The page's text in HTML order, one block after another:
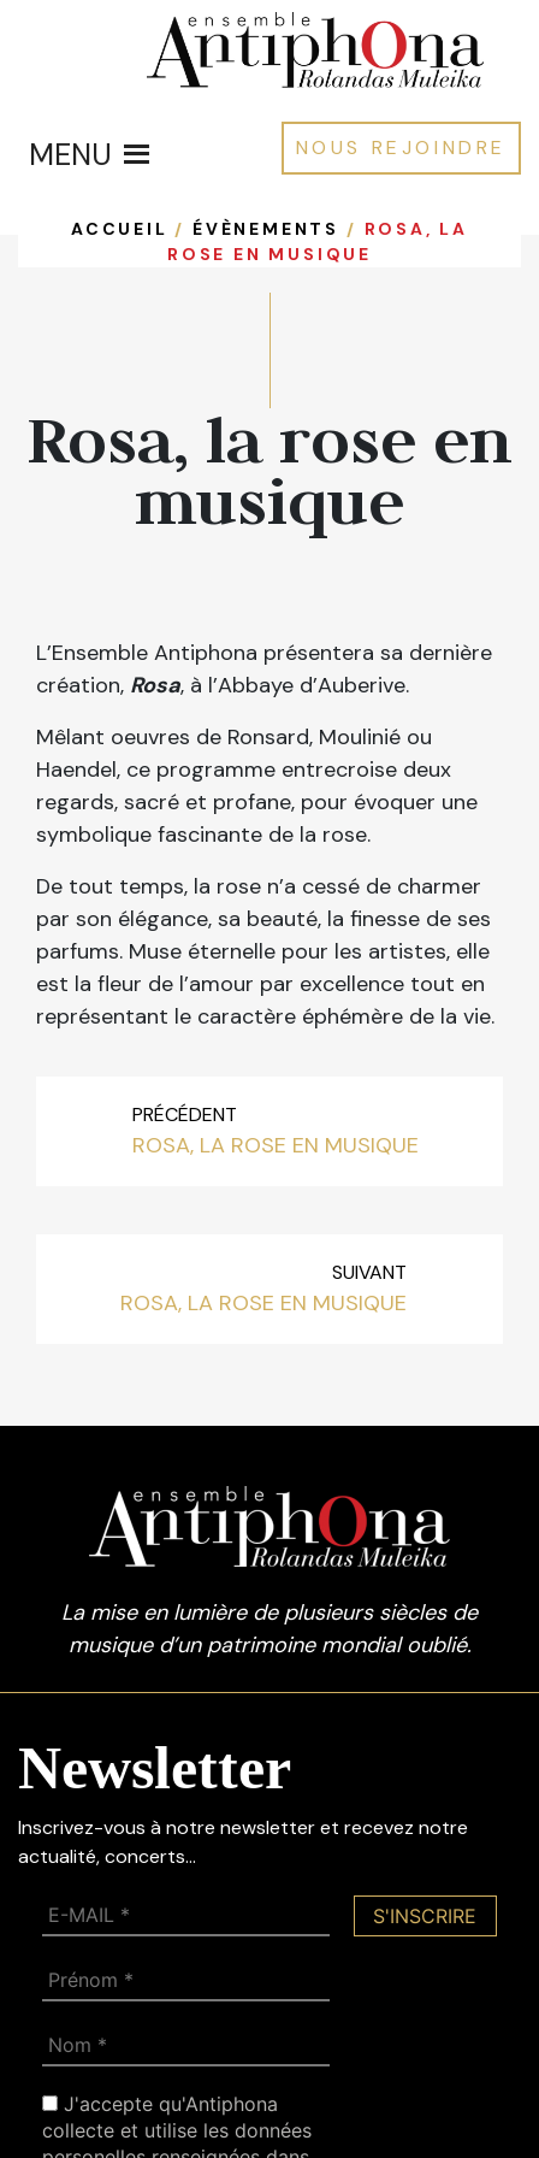
MENU NOUS REJOINDRE
ACCUEIL / ÉVÈNEMENTS / ROSA, LA
ROSE EN MUSIQUE
Rosa, la rose en
musique
L’Ensemble Antiphona présentera sa dernière
création, Rosa, à l’Abbaye d’Auberive.
Mêlant oeuvres de Ronsard, Moulinié ou
Haendel, ce programme entrecroise deux
regards, sacré et profane, pour évoquer une
symbolique fascinante de la rose.
De tout temps, la rose n’a cessé de charmer
par son élégance, sa beauté, la finesse de ses
parfums. Muse éternelle pour les artistes, elle
est la fleur de l’amour par excellence tout en
représentant le caractère éphémère de la vie.
PRÉCÉDENT
ROSA, LA ROSE EN MUSIQUE
SUIVANT
ROSA, LA ROSE EN MUSIQUE
La mise en lumière de plusieurs siècles de
musique d’un patrimoine mondial oublié.
Newsletter
Inscrivez-vous à notre newsletter et recevez notre
actualité, concerts…
J'accepte qu'Antiphona
collecte et utilise les données